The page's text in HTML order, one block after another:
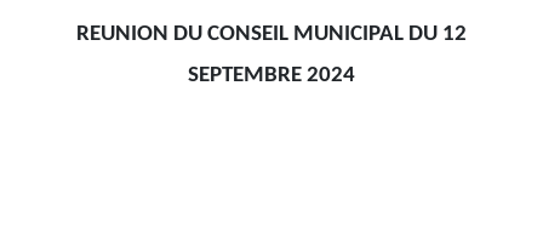
REUNION DU CONSEIL MUNICIPAL DU 12
SEPTEMBRE 2024